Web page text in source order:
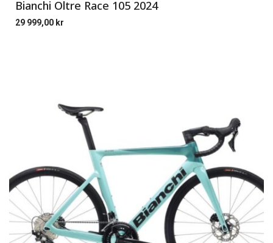
Bianchi Oltre Race 105 2024
29 999,00 kr